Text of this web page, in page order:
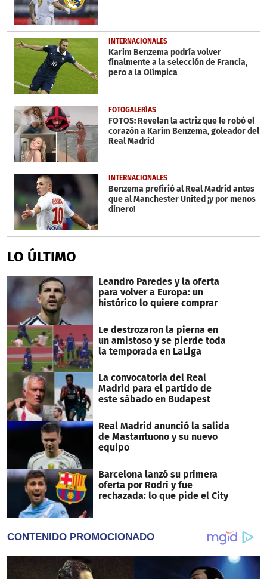
INTERNACIONALES
Karim Benzema podría volver
finalmente a la selección de Francia,
pero a la Olímpica
FOTOGALERÍAS
FOTOS: Revelan la actriz que le robó el
corazón a Karim Benzema, goleador del
Real Madrid
INTERNACIONALES
Benzema prefirió al Real Madrid antes
que al Manchester United ¡y por menos
dinero!
LO ÚLTIMO
Leandro Paredes y la oferta
para volver a Europa: un
histórico lo quiere comprar
Le destrozaron la pierna en
un amistoso y se pierde toda
la temporada en LaLiga
La convocatoria del Real
Madrid para el partido de
este sábado en Budapest
Real Madrid anunció la salida
de Mastantuono y su nuevo
equipo
Barcelona lanzó su primera
oferta por Rodri y fue
rechazada: lo que pide el City